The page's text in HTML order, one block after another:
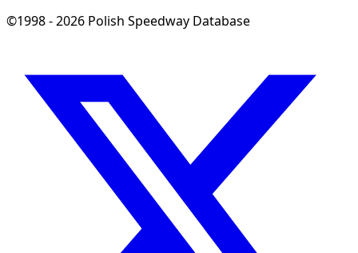
©1998 - 2026 Polish Speedway Database